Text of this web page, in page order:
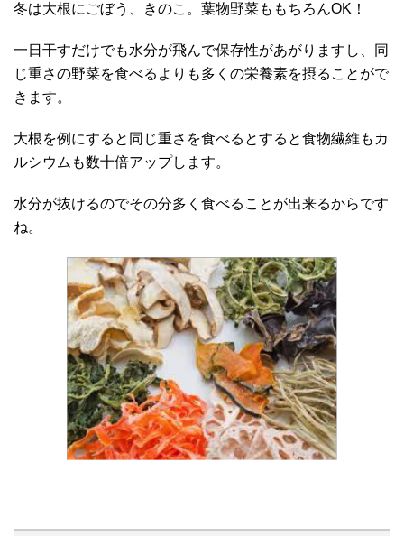
冬は大根にごぼう、きのこ。葉物野菜ももちろんOK！
一日干すだけでも水分が飛んで保存性があがりますし、同
じ重さの野菜を食べるよりも多くの栄養素を摂ることがで
きます。
大根を例にすると同じ重さを食べるとすると食物繊維もカ
ルシウムも数十倍アップします。
水分が抜けるのでその分多く食べることが出来るからです
ね。